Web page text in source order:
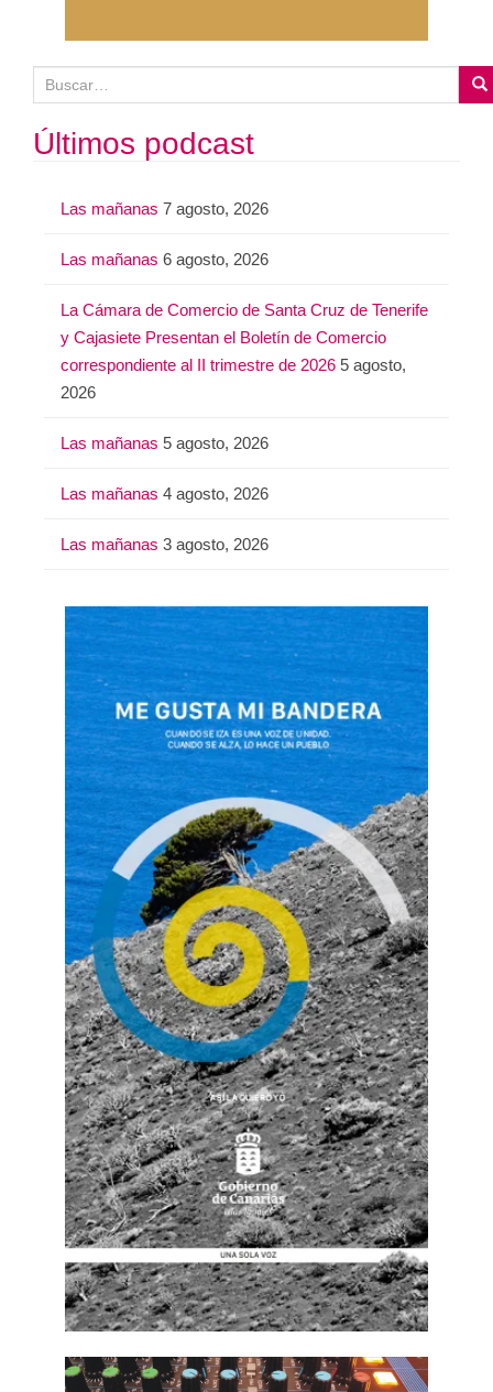
u
sÚltimos podcast
Las mañanas 7 agosto, 2026
Las mañanas 6 agosto, 2026
La Cámara de Comercio de Santa Cruz de Tenerife
y Cajasiete Presentan el Boletín de Comercio
correspondiente al II trimestre de 2026 5 agosto,
2026
Las mañanas 5 agosto, 2026
Las mañanas 4 agosto, 2026
Las mañanas 3 agosto, 2026